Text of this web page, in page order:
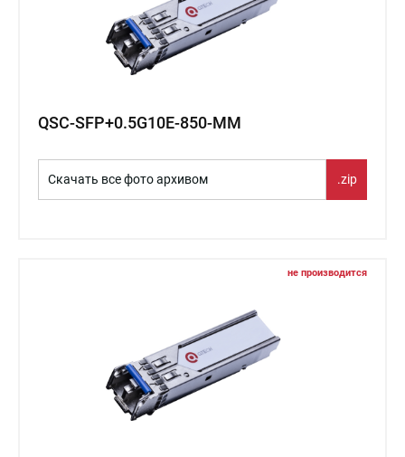
QSC-SFP+0.5G10E-850-MM
Скачать все фото архивом .zip
не производится